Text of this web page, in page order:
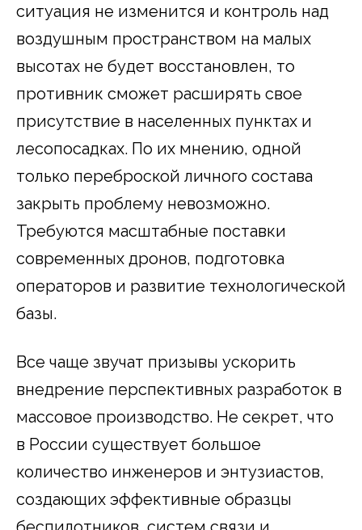
ситуация не изменится и контроль над
воздушным пространством на малых
высотах не будет восстановлен, то
противник сможет расширять свое
присутствие в населенных пунктах и
лесопосадках. По их мнению, одной
только переброской личного состава
закрыть проблему невозможно.
Требуются масштабные поставки
современных дронов, подготовка
операторов и развитие технологической
базы.
Все чаще звучат призывы ускорить
внедрение перспективных разработок в
массовое производство. Не секрет, что
в России существует большое
количество инженеров и энтузиастов,
создающих эффективные образцы